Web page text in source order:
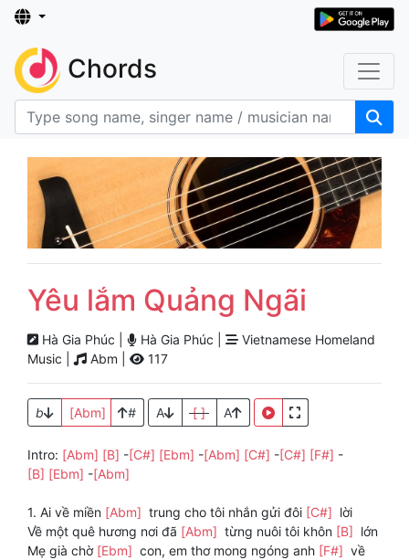
Chords
Yêu lắm Quảng Ngãi
Hà Gia Phúc | Hà Gia Phúc |
Vietnamese Homeland
Music |
Abm | 117
b [Abm] # A [ ] A
Intro: [Abm] [B] -[C#] [Ebm] -[Abm] [C#] -[C#] [F#] -
[B] [Ebm] -[Abm]
1. Ai về miền [Abm] trung cho tôi nhắn gửi đôi [C#] lời
Về một quê hương nơi đã [Abm] từng nuôi tôi khôn [B] lớn
Mẹ già chờ [Ebm] con, em thơ mong ngóng anh [F#] về